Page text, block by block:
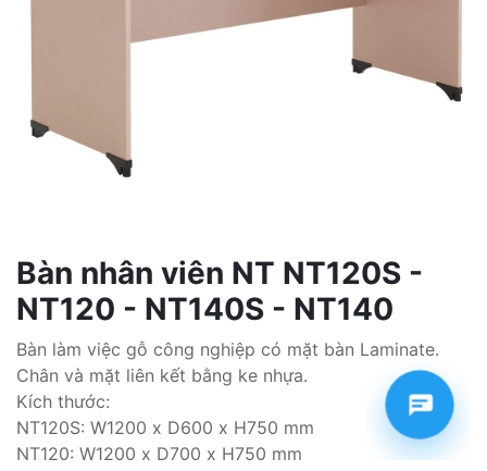
Bàn nhân viên NT NT120S -
NT120 - NT140S - NT140
Bàn làm việc gỗ công nghiệp có mặt bàn Laminate.
Chân và mặt liên kết bằng ke nhựa.
Kích thước:
NT120S: W1200 x D600 x H750 mm
NT120: W1200 x D700 x H750 mm